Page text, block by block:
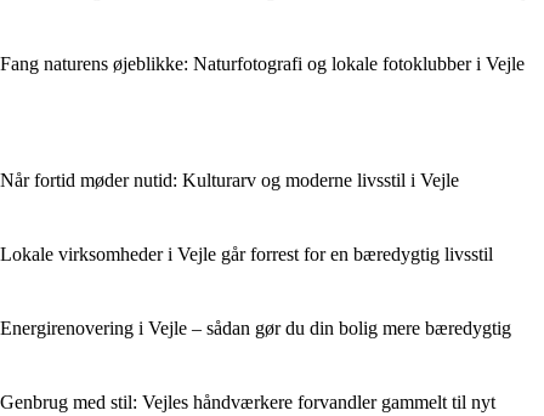
Fang naturens øjeblikke: Naturfotografi og lokale fotoklubber i Vejle
Når fortid møder nutid: Kulturarv og moderne livsstil i Vejle
Lokale virksomheder i Vejle går forrest for en bæredygtig livsstil
Energirenovering i Vejle – sådan gør du din bolig mere bæredygtig
Genbrug med stil: Vejles håndværkere forvandler gammelt til nyt